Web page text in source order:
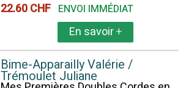
22.60 CHF ENVOI IMMÉDIAT
En savoir+
Bime-Apparailly Valérie /
Trémoulet Juliane